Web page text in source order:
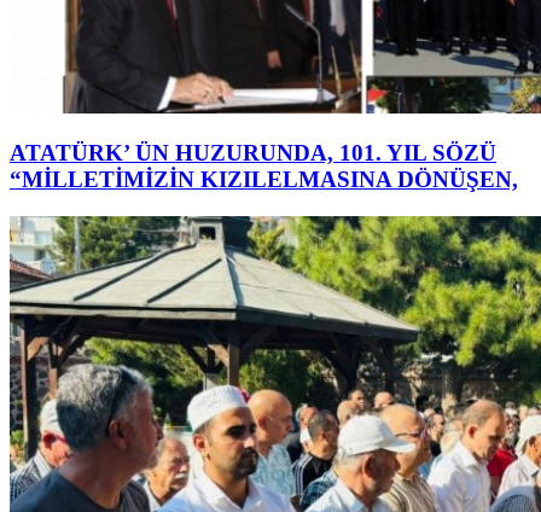
ATATÜRK’ ÜN HUZURUNDA, 101. YIL SÖZÜ
“MİLLETİMİZİN KIZILELMASINA DÖNÜŞEN,